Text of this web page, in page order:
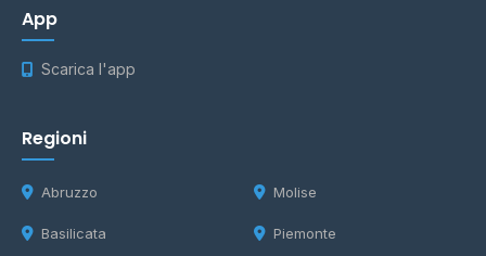
App
Scarica l'app
Regioni
Abruzzo
Basilicata
Molise
Piemonte